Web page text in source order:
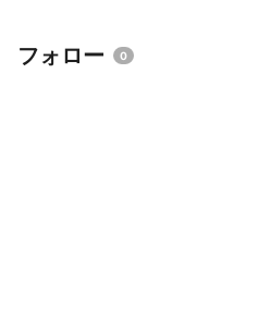
フォロー 0